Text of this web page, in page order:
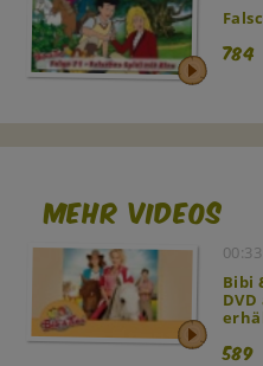
784
Mehr Videos
Bibi
589